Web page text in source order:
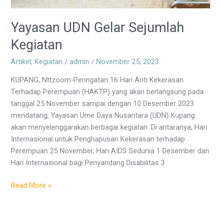
Yayasan UDN Gelar Sejumlah
Kegiatan
Artikel,Kegiatan /admin /November 25, 2023
KUPANG, Nttzoom-Peringatan 16 Hari Anti Kekerasan
Terhadap Perempuan (HAKTP) yang akan berlangsung pada
tanggal 25 November sampai dengan 10 Desember 2023
mendatang, Yayasan Ume Daya Nusantara (UDN) Kupang
akan menyelenggarakan berbagai kegiatan. Di antaranya, Hari
Internasional untuk Penghapusan Kekerasan terhadap
Perempuan 25 November, Hari AIDS Sedunia 1 Desember dan
Hari Internasional bagi Penyandang Disabilitas 3
Read More »